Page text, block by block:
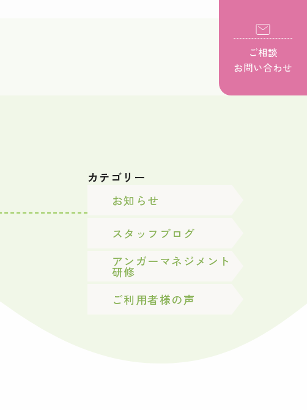
ご相談
お問い合わせ
カテゴリー
お知らせ
スタッフブログ
アンガーマネジメント
研修
ご利用者様の声